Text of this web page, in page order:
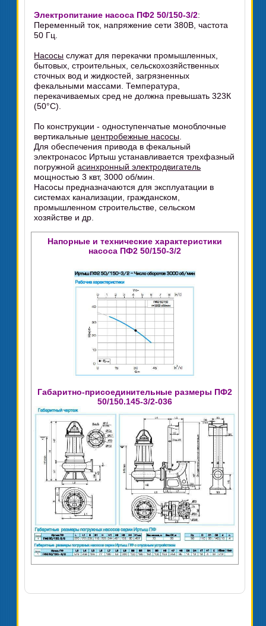
Электропитание насоса ПФ2 50/150-3/2:
Переменный ток, напряжение сети 380В, частота
50 Гц.
Насосы служат для перекачки промышленных,
бытовых, строительных, сельскохозяйственных
сточных вод и жидкостей, загрязненных
фекальными массами. Температура,
перекачиваемых сред не должна превышать 323К
(50°C).
По конструкции - одноступенчатые моноблочные
вертикальные центробежные насосы
Для обеспечения привода в фекальный
электронасос Иртыш устанавливается трехфазный
погружнойасинхронный электродвигатель
мощностью 3 квт, 3000 об/мин.
Насосы предназначаются для эксплуатации в
системах канализации, гражданском,
промышленном строительстве, сельском
хозяйстве и др.
Напорные и технические характеристики
насоса ПФ2 50/150-3/2
Габаритно-присоединительные размеры ПФ2
50/150.145-3/2-036